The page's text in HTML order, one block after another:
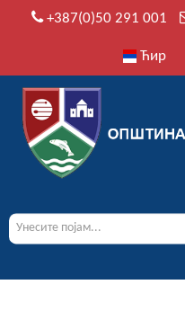
+387(0)50 291 001
Ћир